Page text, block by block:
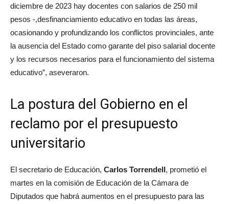
diciembre de 2023 hay docentes con salarios de 250 mil
pesos -,desfinanciamiento educativo en todas las áreas,
ocasionando y profundizando los conflictos provinciales, ante
la ausencia del Estado como garante del piso salarial docente
y los recursos necesarios para el funcionamiento del sistema
educativo”, aseveraron.
La postura del Gobierno en el
reclamo por el presupuesto
universitario
El secretario de Educación, Carlos Torrendell , prometió el
martes en la comisión de Educación de la Cámara de
Diputados que habrá aumentos en el presupuesto para las